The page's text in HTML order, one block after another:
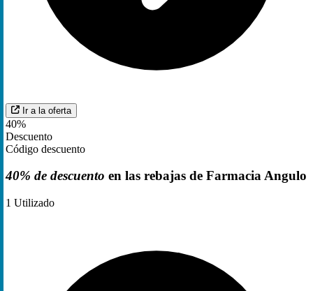
Ir a la oferta
40%
Descuento
Código descuento
40% de descuento en las rebajas de Farmacia Angulo
1 Utilizado